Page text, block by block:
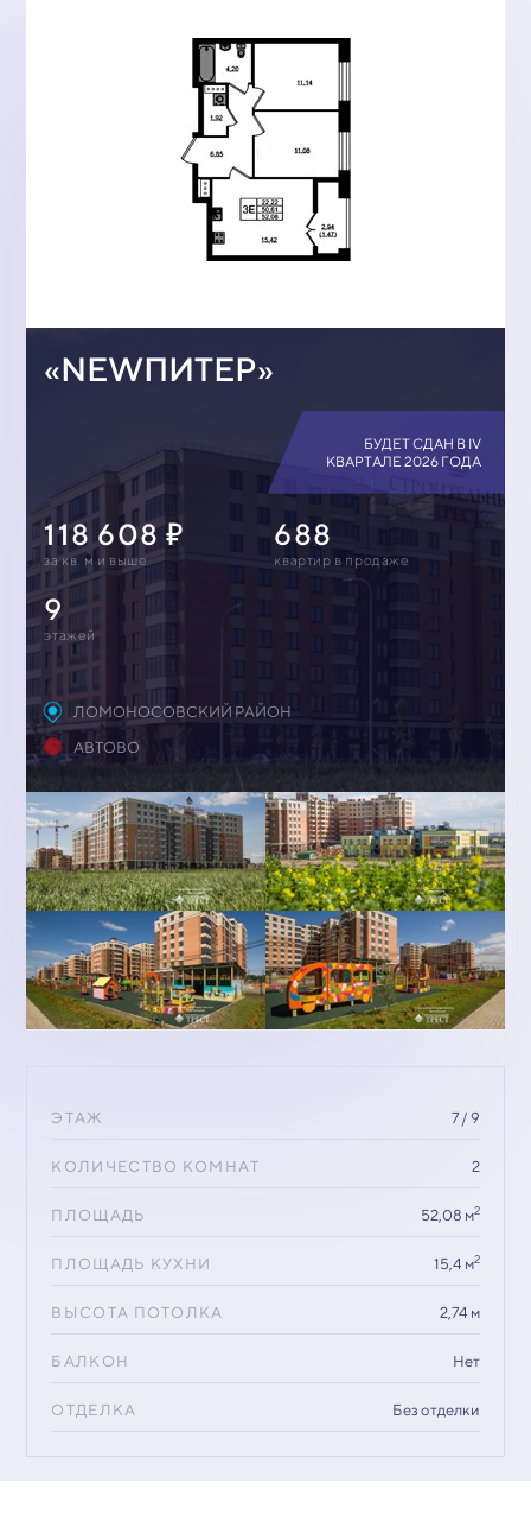
«NEWПИТЕР»
БУДЕТ СДАН В IV
КВАРТАЛЕ 2026 ГОДА
118 608
за кв. м и выше
688
квартир в продаже
9
этажей
ЛОМОНОСОВСКИЙ РАЙОН
АВТОВО
ЭТАЖ 7 / 9
КОЛИЧЕСТВО КОМНАТ 2
ПЛОЩАДЬ 52,08 м2
ПЛОЩАДЬ КУХНИ 15,4 м2
ВЫСОТА ПОТОЛКА 2,74 м
БАЛКОН Нет
ОТДЕЛКА Без отделки